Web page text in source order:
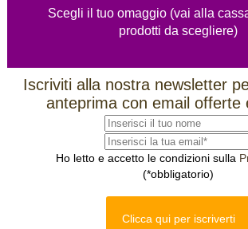
Scegli il tuo omaggio (vai alla
prodotti da scegliere)
Iscriviti alla nostra newsletter
anteprima con email offerte
Ho letto e accetto le condizioni sulla
(*obbligatorio)
Clicca qui per iscriverti